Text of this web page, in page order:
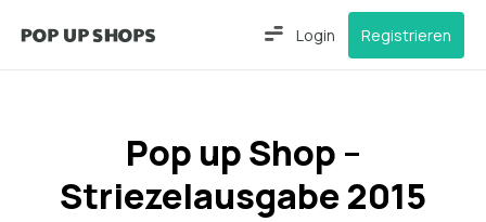
Login Registrieren
Pop up Shop –
Striezelausgabe 2015